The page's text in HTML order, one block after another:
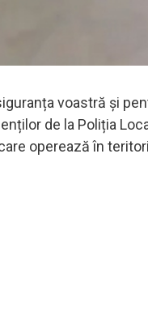
voastră și
de la Poliția
operează în